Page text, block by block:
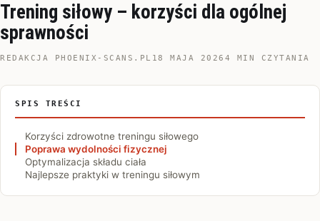
Trening siłowy – korzyści dla ogólnej
sprawności
REDAKCJA PHOENIX-SCANS.PL 18 MAJA 2026 4 MIN CZYTANIA
SPIS TREŚCI
Korzyści zdrowotne treningu siłowego
Poprawa wydolności fizycznej
Optymalizacja składu ciała
Najlepsze praktyki w treningu siłowym